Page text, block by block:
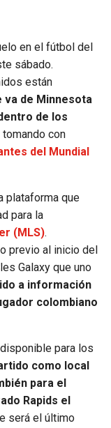
en el fútbol del
sábado.
están
va de Minnesota
de los
con
del Mundial
plataforma que
para la
(MLS).
previo al inicio del
Galaxy que uno
a información
colombiano
para los
como local
para el
Rapids el
será el último